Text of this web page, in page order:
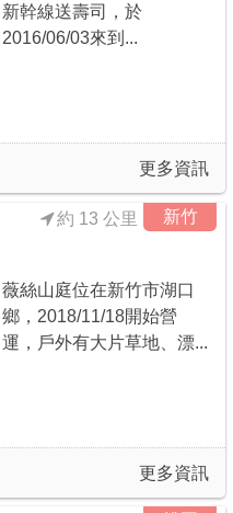
新幹線送壽司，於
2016/06/03來到...
更多資訊
新竹
約 13 公里
薇絲山庭位在新竹市湖口
鄉，2018/11/18開始營
運，戶外有大片草地、漂...
更多資訊